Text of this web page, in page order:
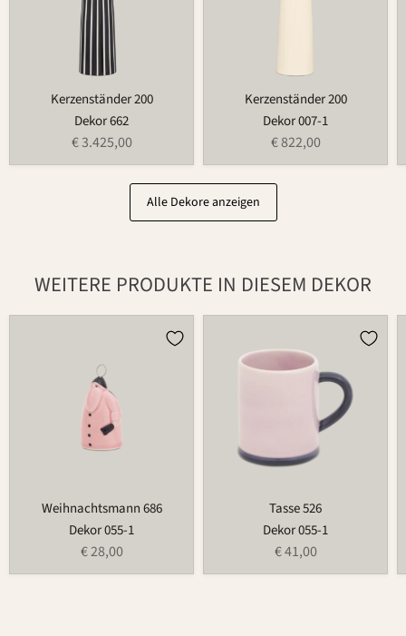
Kerzenständer 200
Dekor 662
€ 3.425,00
Kerzenständer 200
Dekor 007-1
€ 822,00
Alle Dekore anzeigen
WEITERE PRODUKTE IN DIESEM DEKOR
Weihnachtsmann 686
Dekor 055-1
€ 28,00
Tasse 526
Dekor 055-1
€ 41,00